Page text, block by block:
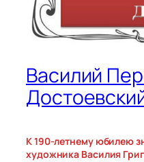
Василий
К 190-летнему юбилею
художника Василия